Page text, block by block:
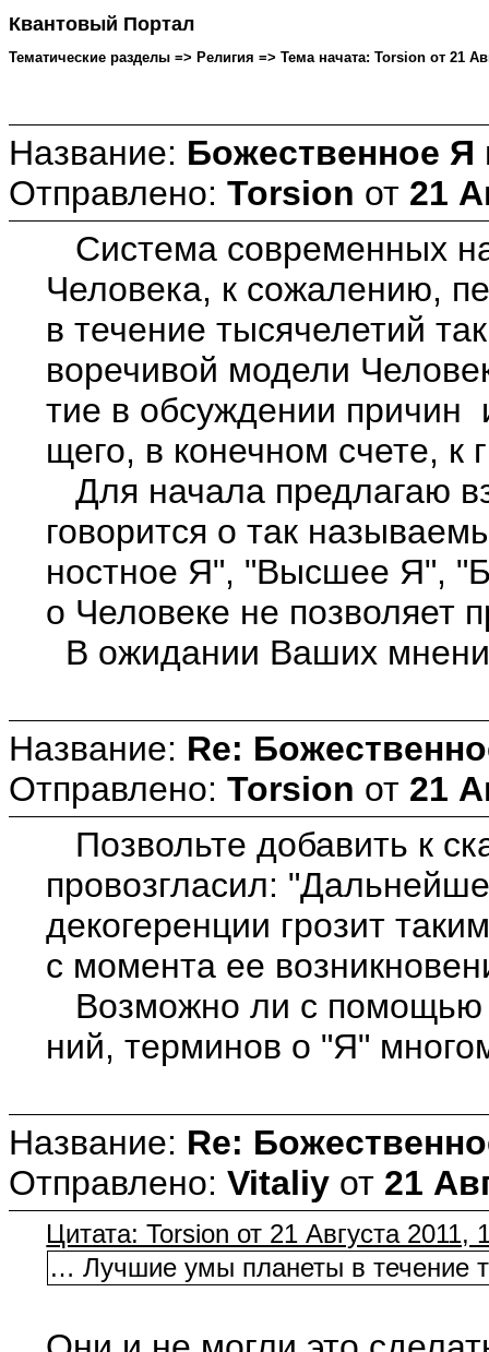
Квантовый Портал
Тематические разделы => Религия => Тема начата: Torsion от 21
Название: Божественное Я
Отправлено: Torsion от 21
Система современных
Человека, к сожалению,
в течение тысячелетий
воречивой модели
тие в обсуждении причин
щего, в конечном счете,
Для начала предлагаю
говорится о так
ностное Я", "Высшее Я",
о Человеке не позволяет
В ожидании Ваших
Название: Re:
Отправлено: Torsion от 21
Позвольте добавить к
провозгласил:
декогеренции грозит
с момента ее
Возможно ли с помощью
ний, терминов о "Я"
Название: Re:
Отправлено: Vitaliy от 21
Цитата: Torsion от 21 Августа 2011,
… Лучшие умы планеты в течение